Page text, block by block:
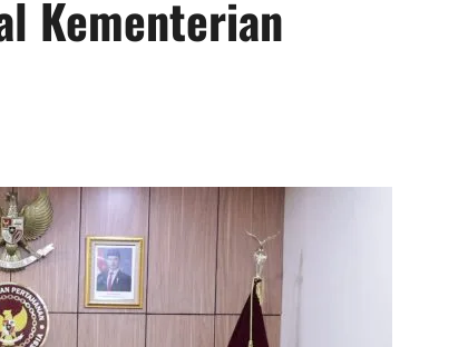
Kementerian